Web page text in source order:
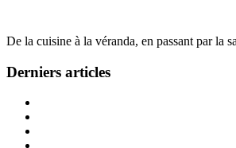
De la cuisine à la véranda, en passant par la
Derniers articles